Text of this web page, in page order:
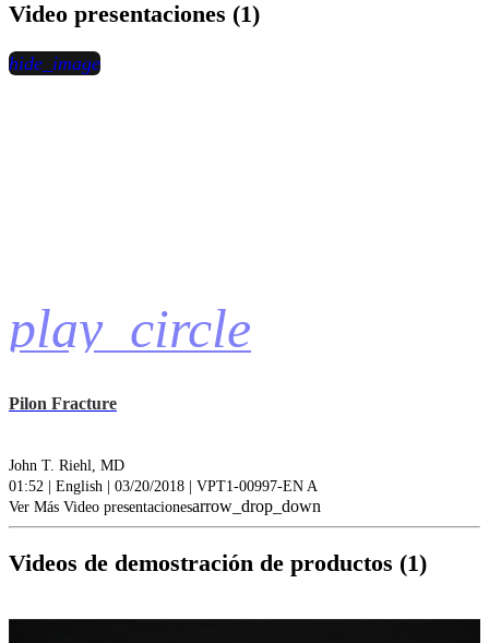
Video presentaciones (1)
play_circle
hide_image
Pilon Fracture
John T. Riehl, MD
01:52 | English | 03/20/2018 | VPT1-00997-EN A
Ver Más Video presentacionesarrow_drop_down
Videos de demostración de productos (1)